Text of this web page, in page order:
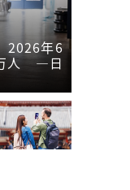
2026年6
人 ―日